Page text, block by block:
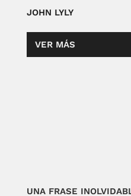
JOHN LYLY
VER MÁS
UNA FRASE